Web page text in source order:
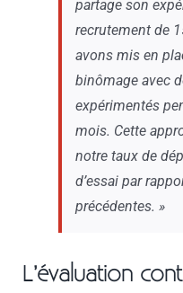
partage son
recrutement de
avons mis en
binômage avec
expérimentés
mois. Cette
notre taux de
d’essai par
précédentes. »
L’évaluation